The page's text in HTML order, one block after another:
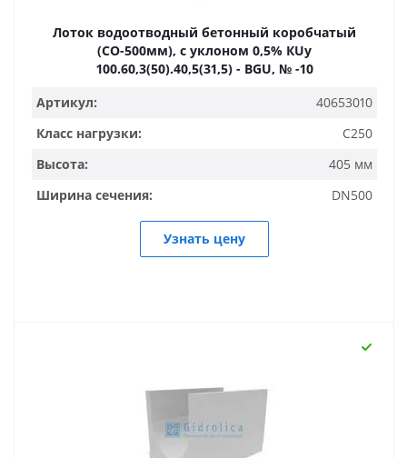
Лоток водоотводный бетонный коробчатый
(СО-500мм), с уклоном 0,5% КUу
100.60,3(50).40,5(31,5) - BGU, № -10
Артикул:
40653010
Класс нагрузки:
C250
Высота:
405 мм
Ширина сечения:
DN500
Узнать цену